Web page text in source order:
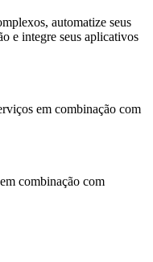
automatize seus
e integre seus aplicativos
em combinação com
combinação com